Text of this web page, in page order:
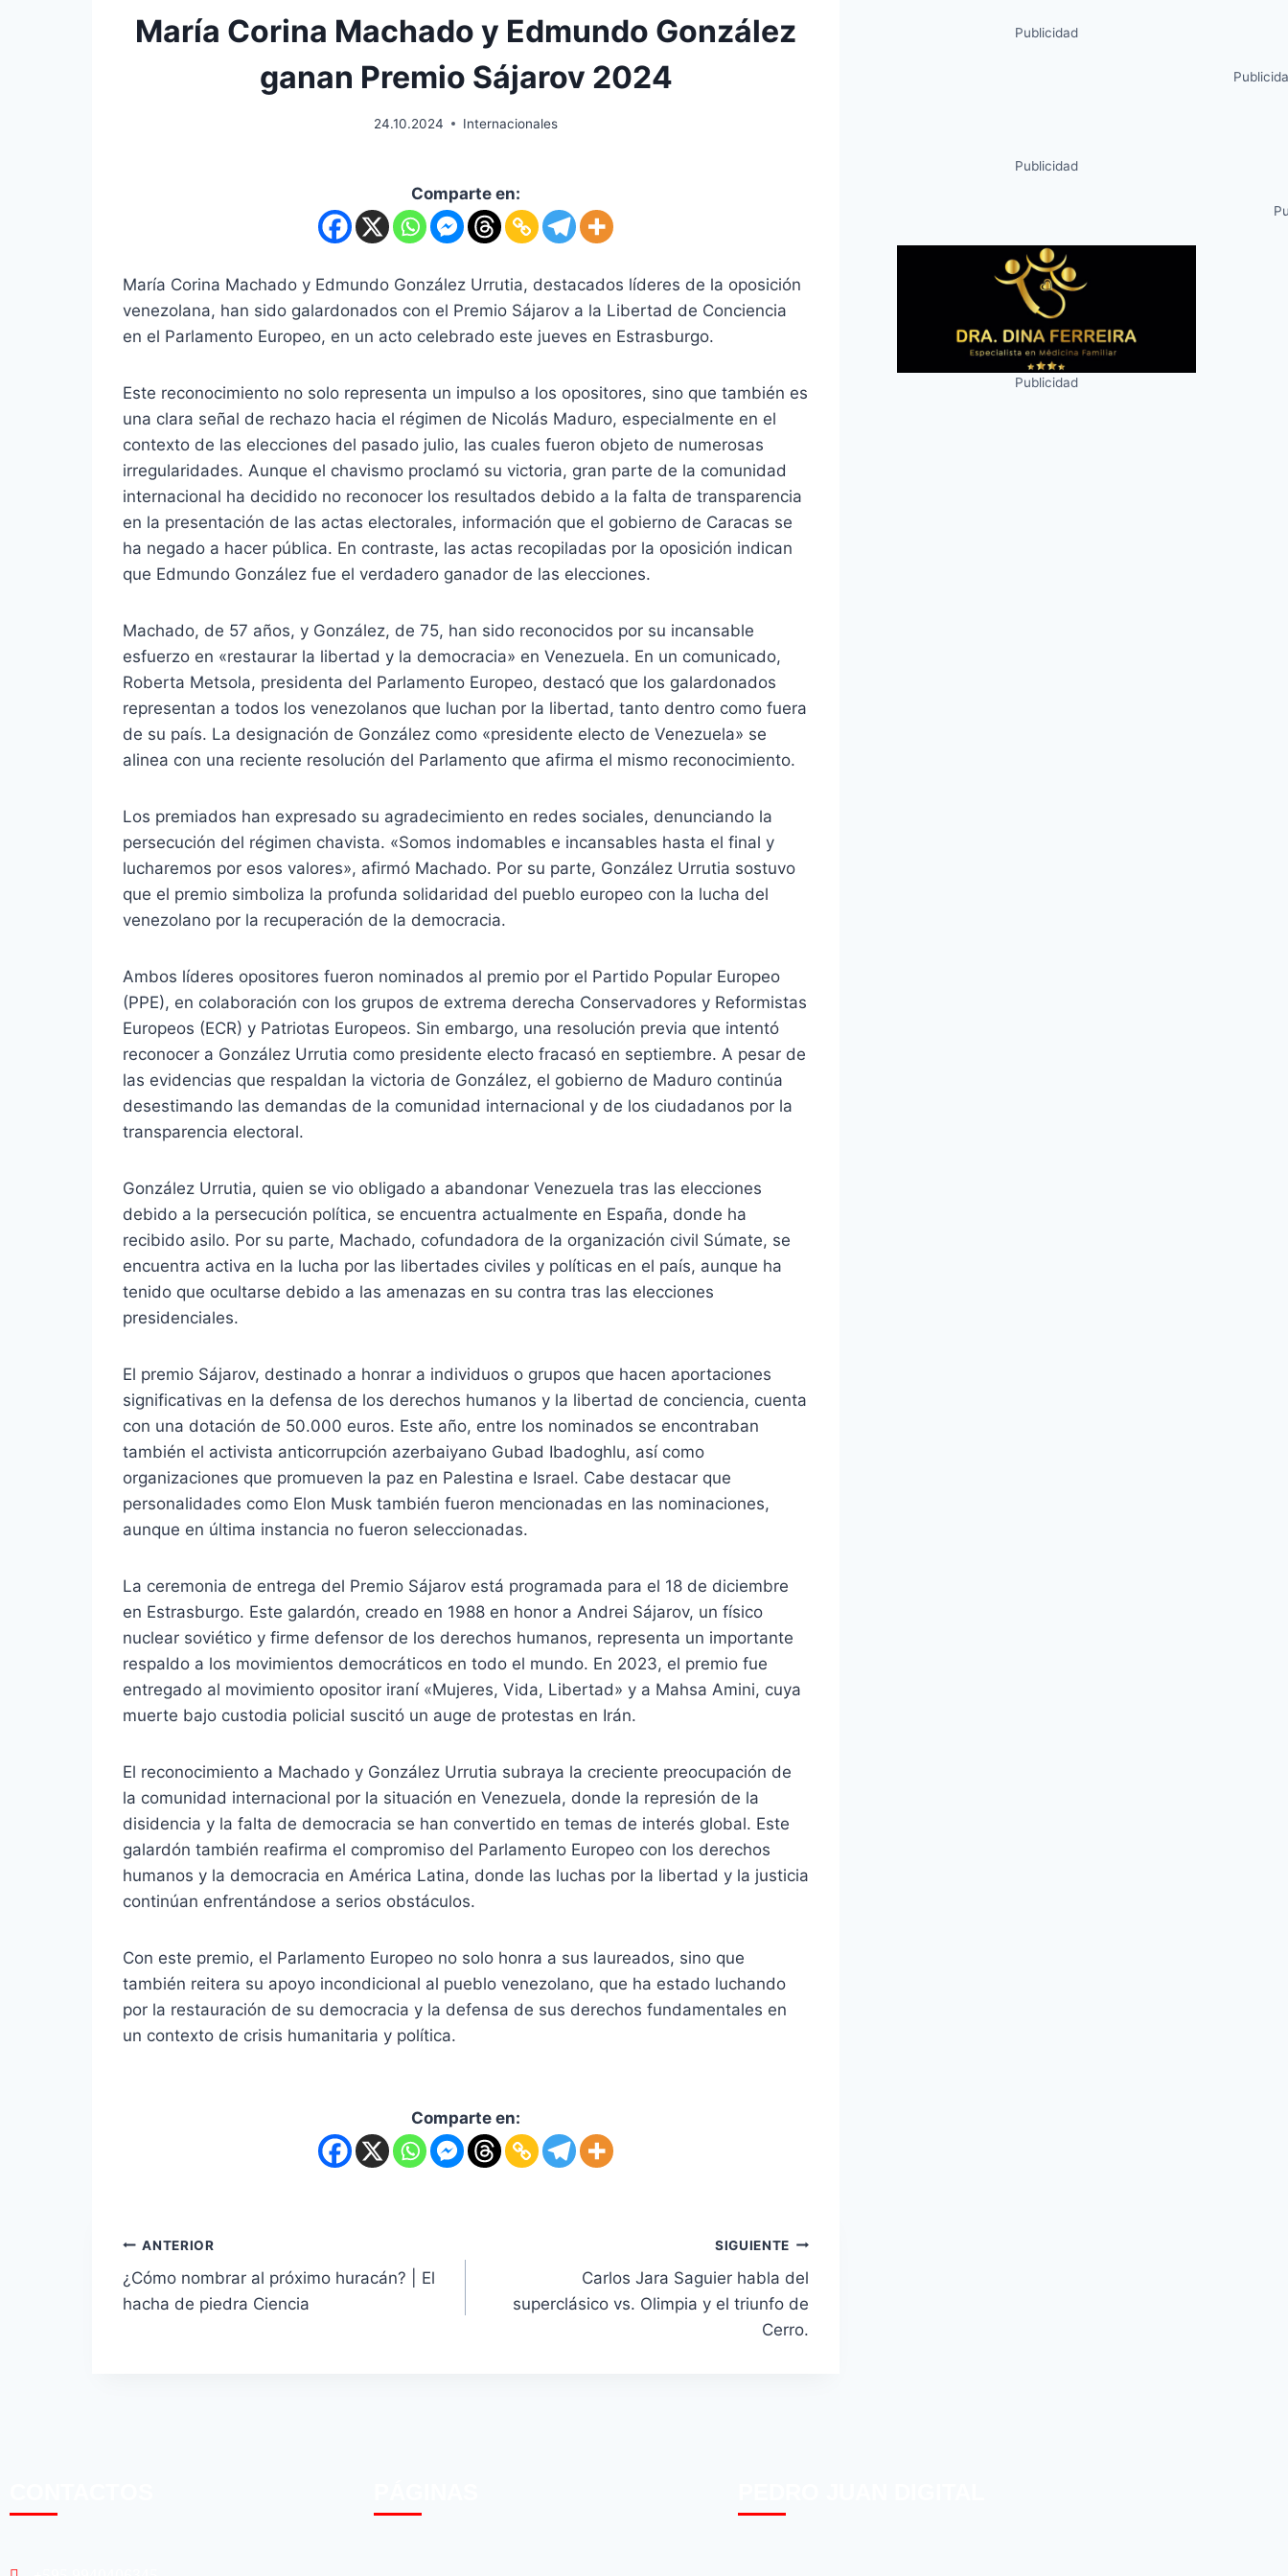
María Corina Machado y Edmundo González
ganan Premio Sájarov 2024
24.10.2024 Internacionales
Comparte en:
María Corina Machado y Edmundo González Urrutia, destacados líderes de la oposición
venezolana, han sido galardonados con el Premio Sájarov a la Libertad de Conciencia
en el Parlamento Europeo, en un acto celebrado este jueves en Estrasburgo.
Este reconocimiento no solo representa un impulso a los opositores, sino que también es
una clara señal de rechazo hacia el régimen de Nicolás Maduro, especialmente en el
contexto de las elecciones del pasado julio, las cuales fueron objeto de numerosas
irregularidades. Aunque el chavismo proclamó su victoria, gran parte de la comunidad
internacional ha decidido no reconocer los resultados debido a la falta de transparencia
en la presentación de las actas electorales, información que el gobierno de Caracas se
ha negado a hacer pública. En contraste, las actas recopiladas por la oposición indican
que Edmundo González fue el verdadero ganador de las elecciones.
Machado, de 57 años, y González, de 75, han sido reconocidos por su incansable
esfuerzo en «restaurar la libertad y la democracia» en Venezuela. En un comunicado,
Roberta Metsola, presidenta del Parlamento Europeo, destacó que los galardonados
representan a todos los venezolanos que luchan por la libertad, tanto dentro como fuera
de su país. La designación de González como «presidente electo de Venezuela» se
alinea con una reciente resolución del Parlamento que afirma el mismo reconocimiento.
Los premiados han expresado su agradecimiento en redes sociales, denunciando la
persecución del régimen chavista. «Somos indomables e incansables hasta el final y
lucharemos por esos valores», afirmó Machado. Por su parte, González Urrutia sostuvo
que el premio simboliza la profunda solidaridad del pueblo europeo con la lucha del
venezolano por la recuperación de la democracia.
Ambos líderes opositores fueron nominados al premio por el Partido Popular Europeo
(PPE), en colaboración con los grupos de extrema derecha Conservadores y Reformistas
Europeos (ECR) y Patriotas Europeos. Sin embargo, una resolución previa que intentó
reconocer a González Urrutia como presidente electo fracasó en septiembre. A pesar de
las evidencias que respaldan la victoria de González, el gobierno de Maduro continúa
desestimando las demandas de la comunidad internacional y de los ciudadanos por la
transparencia electoral.
González Urrutia, quien se vio obligado a abandonar Venezuela tras las elecciones
debido a la persecución política, se encuentra actualmente en España, donde ha
recibido asilo. Por su parte, Machado, cofundadora de la organización civil Súmate, se
encuentra activa en la lucha por las libertades civiles y políticas en el país, aunque ha
tenido que ocultarse debido a las amenazas en su contra tras las elecciones
presidenciales.
El premio Sájarov, destinado a honrar a individuos o grupos que hacen aportaciones
significativas en la defensa de los derechos humanos y la libertad de conciencia, cuenta
con una dotación de 50.000 euros. Este año, entre los nominados se encontraban
también el activista anticorrupción azerbaiyano Gubad Ibadoghlu, así como
organizaciones que promueven la paz en Palestina e Israel. Cabe destacar que
personalidades como Elon Musk también fueron mencionadas en las nominaciones,
aunque en última instancia no fueron seleccionadas.
La ceremonia de entrega del Premio Sájarov está programada para el 18 de diciembre
en Estrasburgo. Este galardón, creado en 1988 en honor a Andrei Sájarov, un físico
nuclear soviético y firme defensor de los derechos humanos, representa un importante
respaldo a los movimientos democráticos en todo el mundo. En 2023, el premio fue
entregado al movimiento opositor iraní «Mujeres, Vida, Libertad» y a Mahsa Amini, cuya
muerte bajo custodia policial suscitó un auge de protestas en Irán.
El reconocimiento a Machado y González Urrutia subraya la creciente preocupación de
la comunidad internacional por la situación en Venezuela, donde la represión de la
disidencia y la falta de democracia se han convertido en temas de interés global. Este
galardón también reafirma el compromiso del Parlamento Europeo con los derechos
humanos y la democracia en América Latina, donde las luchas por la libertad y la justicia
continúan enfrentándose a serios obstáculos.
Con este premio, el Parlamento Europeo no solo honra a sus laureados, sino que
también reitera su apoyo incondicional al pueblo venezolano, que ha estado luchando
por la restauración de su democracia y la defensa de sus derechos fundamentales en
un contexto de crisis humanitaria y política.
Comparte en:
ANTERIOR
¿Cómo nombrar al próximo huracán? | El
hacha de piedra Ciencia
SIGUIENTE
Carlos Jara Saguier habla del
superclásico vs. Olimpia y el triunfo de
Cerro.
Publicidad
Publicidad
Publicidad